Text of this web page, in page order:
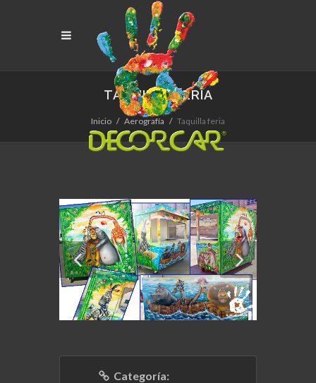
TAQUILLA FERIA
Inicio Aerografía Taquilla feria
Categoría: